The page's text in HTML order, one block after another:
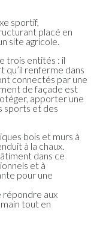
sportif,
placé en
site agricole.
trois entités : il
qu’il renferme dans
connectés par une
de façade est
apporter une
sports et des
bois et murs à
à la chaux.
dans ce
et à
pour une
répondre aux
tout en